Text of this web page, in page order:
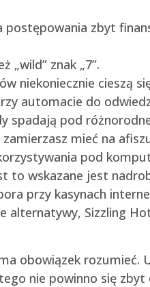
zbyt
„wild” znak „7”.
niekoniecznie cieszą
automacie do
spadają pod
mieć na
pod
to wskazane jest
przy kasynach
alternatywy, Sizzling
obowiązek rozumieć.
nie powinno się